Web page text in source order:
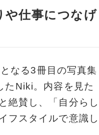
や仕事につなげ
なる3冊目の写真集
たNiki。内容を見た
絶賛し、「自分らし
フスタイルで意識し